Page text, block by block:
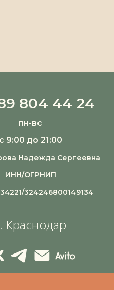
804 44 24
пн-вс
с 9:00 до 21:00
Надежда Сергеевна
ИНН/ОГРНИП
324246800149134
Краснодар